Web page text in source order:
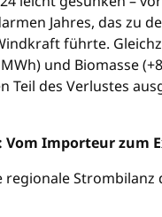
Jahres, das zu
führte.
und Biomasse
Teil des Verlustes
Vom Importeur zum
regionale Strombilanz